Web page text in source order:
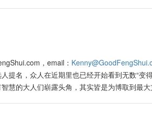
桃花星动，固定的桃花位在正西方。属猪、
里有桃花星动，固定的桃花位在正东方。 预
，在2023年里人缘特佳，爱情得意、可以进行
可如此催动桃花之气，因为被有心或无意中催
如果加上夫妻的个人八字又与流年八字相冲，
带有桃花星，他们天生人缘特强、交游广阔，
人，不论男女其人缘佳、异性缘也强： 晚上
晚5点到7点前。 一些单身的女性，甚至是男
纠缠不清 ，而搞到自己美好的家庭失和，尤
叶。然而在2008年由美国开始爆发的次贷危
在加上近期市道继续低落，各路专家们皆指股
续趋软，尤其是由美、欧国家引起的一连串剧
，再加上许多公司进行裁员，在约半年前他已
xuhongfang-fengshui-
，email：
提名，众人在近期里也已经开始看到无数“变
慧的大人们崭露头角，其实皆是为博取到最
股市投资者在目前阶段采取极度短线交易方式